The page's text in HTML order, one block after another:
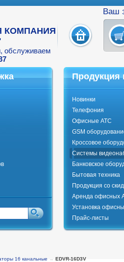
КОМПАНИЯ
обслуживаем
Ваш
Продукция
Новинки
Телефония
Офисные АТС
GSM
Кроссовое
Системы
Банковское
Бытовая техника
Продукция со
Аренда офисных
Установка
Прайс-листы
16 канальные → EDVR-16D3V